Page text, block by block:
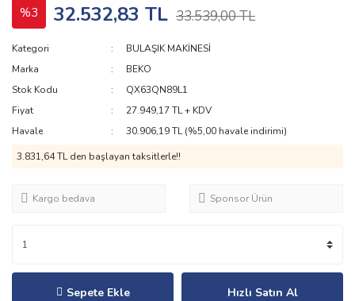
%3 32.532,83 TL 33.539,00 TL
Kategori
BULAŞIK MAKİNESİ
Marka
BEKO
Stok Kodu
QX63QN89L1
Fiyat
27.949,17 TL + KDV
Havale
30.906,19 TL (%5,00 havale indirimi)
3.831,64 TL den başlayan taksitlerle!!
Kargo bedava Sponsor Ürün
Sepete Ekle Hızlı Satın Al